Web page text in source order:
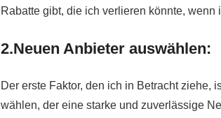
Rabatte gibt, die ich verlieren könnte, wenn
2.Neuen Anbieter auswählen:
Der erste Faktor, den ich in Betracht ziehe,
wählen, der eine starke und zuverlässige